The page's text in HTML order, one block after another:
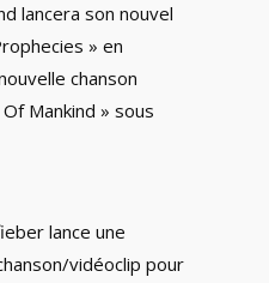
lancera son nouvel
» en
chanson
Of Mankind » sous
lance une
vidéoclip pour